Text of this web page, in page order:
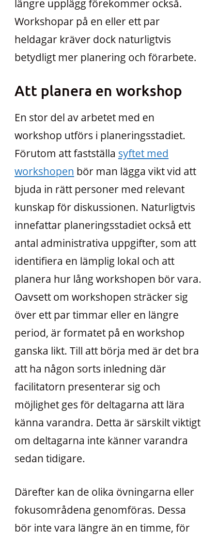
längre upplägg förekommer också.
Workshopar på en eller ett par
heldagar kräver dock naturligtvis
betydligt mer planering och förarbete.
Att planera en workshop
En stor del av arbetet med en
workshop utförs i planeringsstadiet.
Förutom att fastställa syftet med
workshopen bör man lägga vikt vid att
bjuda in rätt personer med relevant
kunskap för diskussionen. Naturligtvis
innefattar planeringsstadiet också ett
antal administrativa uppgifter, som att
identifiera en lämplig lokal och att
planera hur lång workshopen bör vara.
Oavsett om workshopen sträcker sig
över ett par timmar eller en längre
period, är formatet på en workshop
ganska likt. Till att börja med är det bra
att ha någon sorts inledning där
facilitatorn presenterar sig och
möjlighet ges för deltagarna att lära
känna varandra. Detta är särskilt viktigt
om deltagarna inte känner varandra
sedan tidigare.
Därefter kan de olika övningarna eller
fokusområdena genomföras. Dessa
bör inte vara längre än en timme, för